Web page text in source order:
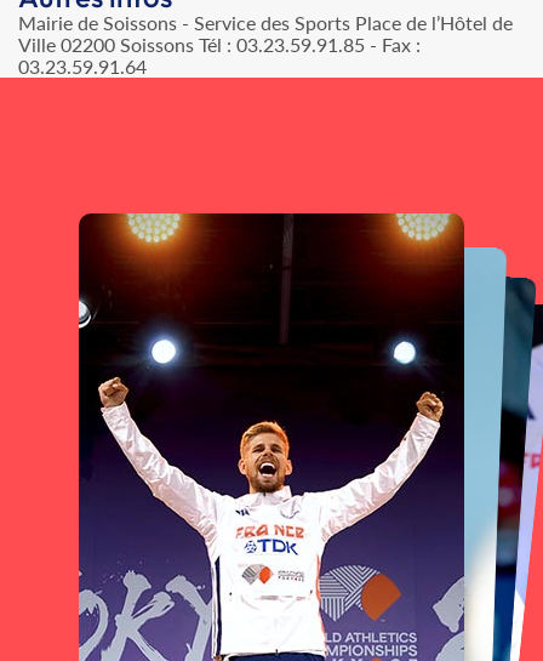
Mairie de Soissons - Service des Sports Place de l’Hôtel de
Ville 02200 Soissons Tél : 03.23.59.91.85 - Fax :
03.23.59.91.64